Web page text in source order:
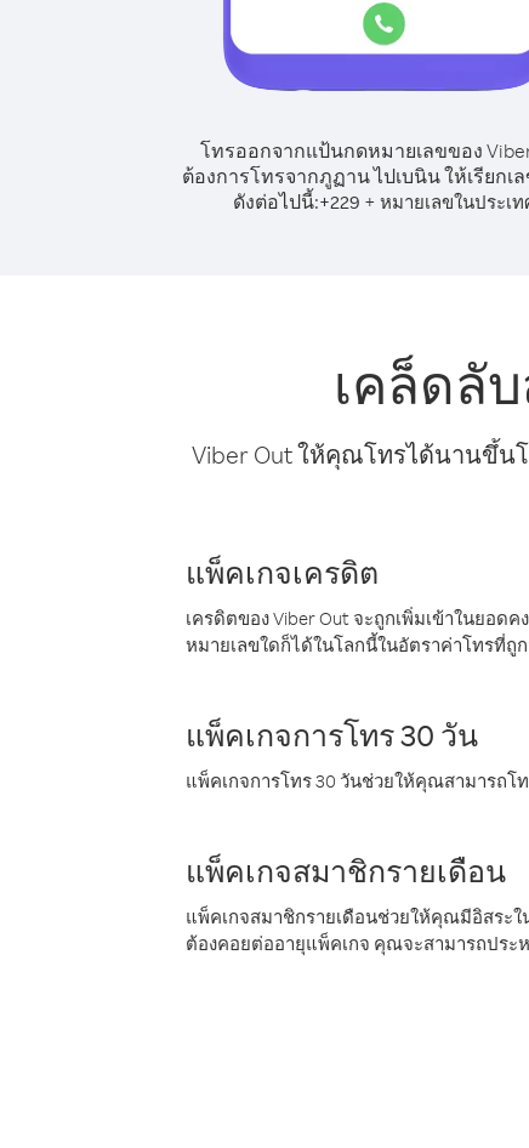
โทรออกจากแป้นกดหมายเลขของ
ต้องการโทรจากภูฏาน ไปเบนิน ให้เรียกเ
ดังต่อไปนี้:+229 + หมายเลขในประเ
เคล็ดลั
Viber Out ให้คุณโทรได้นานขึ้น
แพ็คเกจเครดิต
เครดิตของ Viber Out จะถูกเพิ่มเข้าในยอ
หมายเลขใดก็ได้ในโลกนี้ในอัตราค่าโทรที่ถู
แพ็คเกจการโทร 30 วัน
แพ็คเกจการโทร 30 วันช่วยให้คุณสามารถโ
แพ็คเกจสมาชิกรายเดือน
แพ็คเกจสมาชิกรายเดือนช่วยให้คุณมีอิสระ
ต้องคอยต่ออายุแพ็คเกจ คุณจะสามารถปร